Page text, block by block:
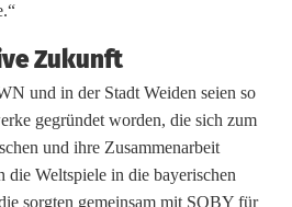
Zukunft
und in der Stadt Weiden seien so
gegründet worden, die sich zum
und ihre Zusammenarbeit
die Weltspiele in die bayerischen
sorgten gemeinsam mit SOBY für